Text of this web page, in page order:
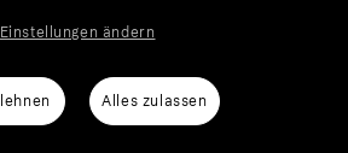
CookiesKlarna.com
Alles zulassen
Einstellungen ändern